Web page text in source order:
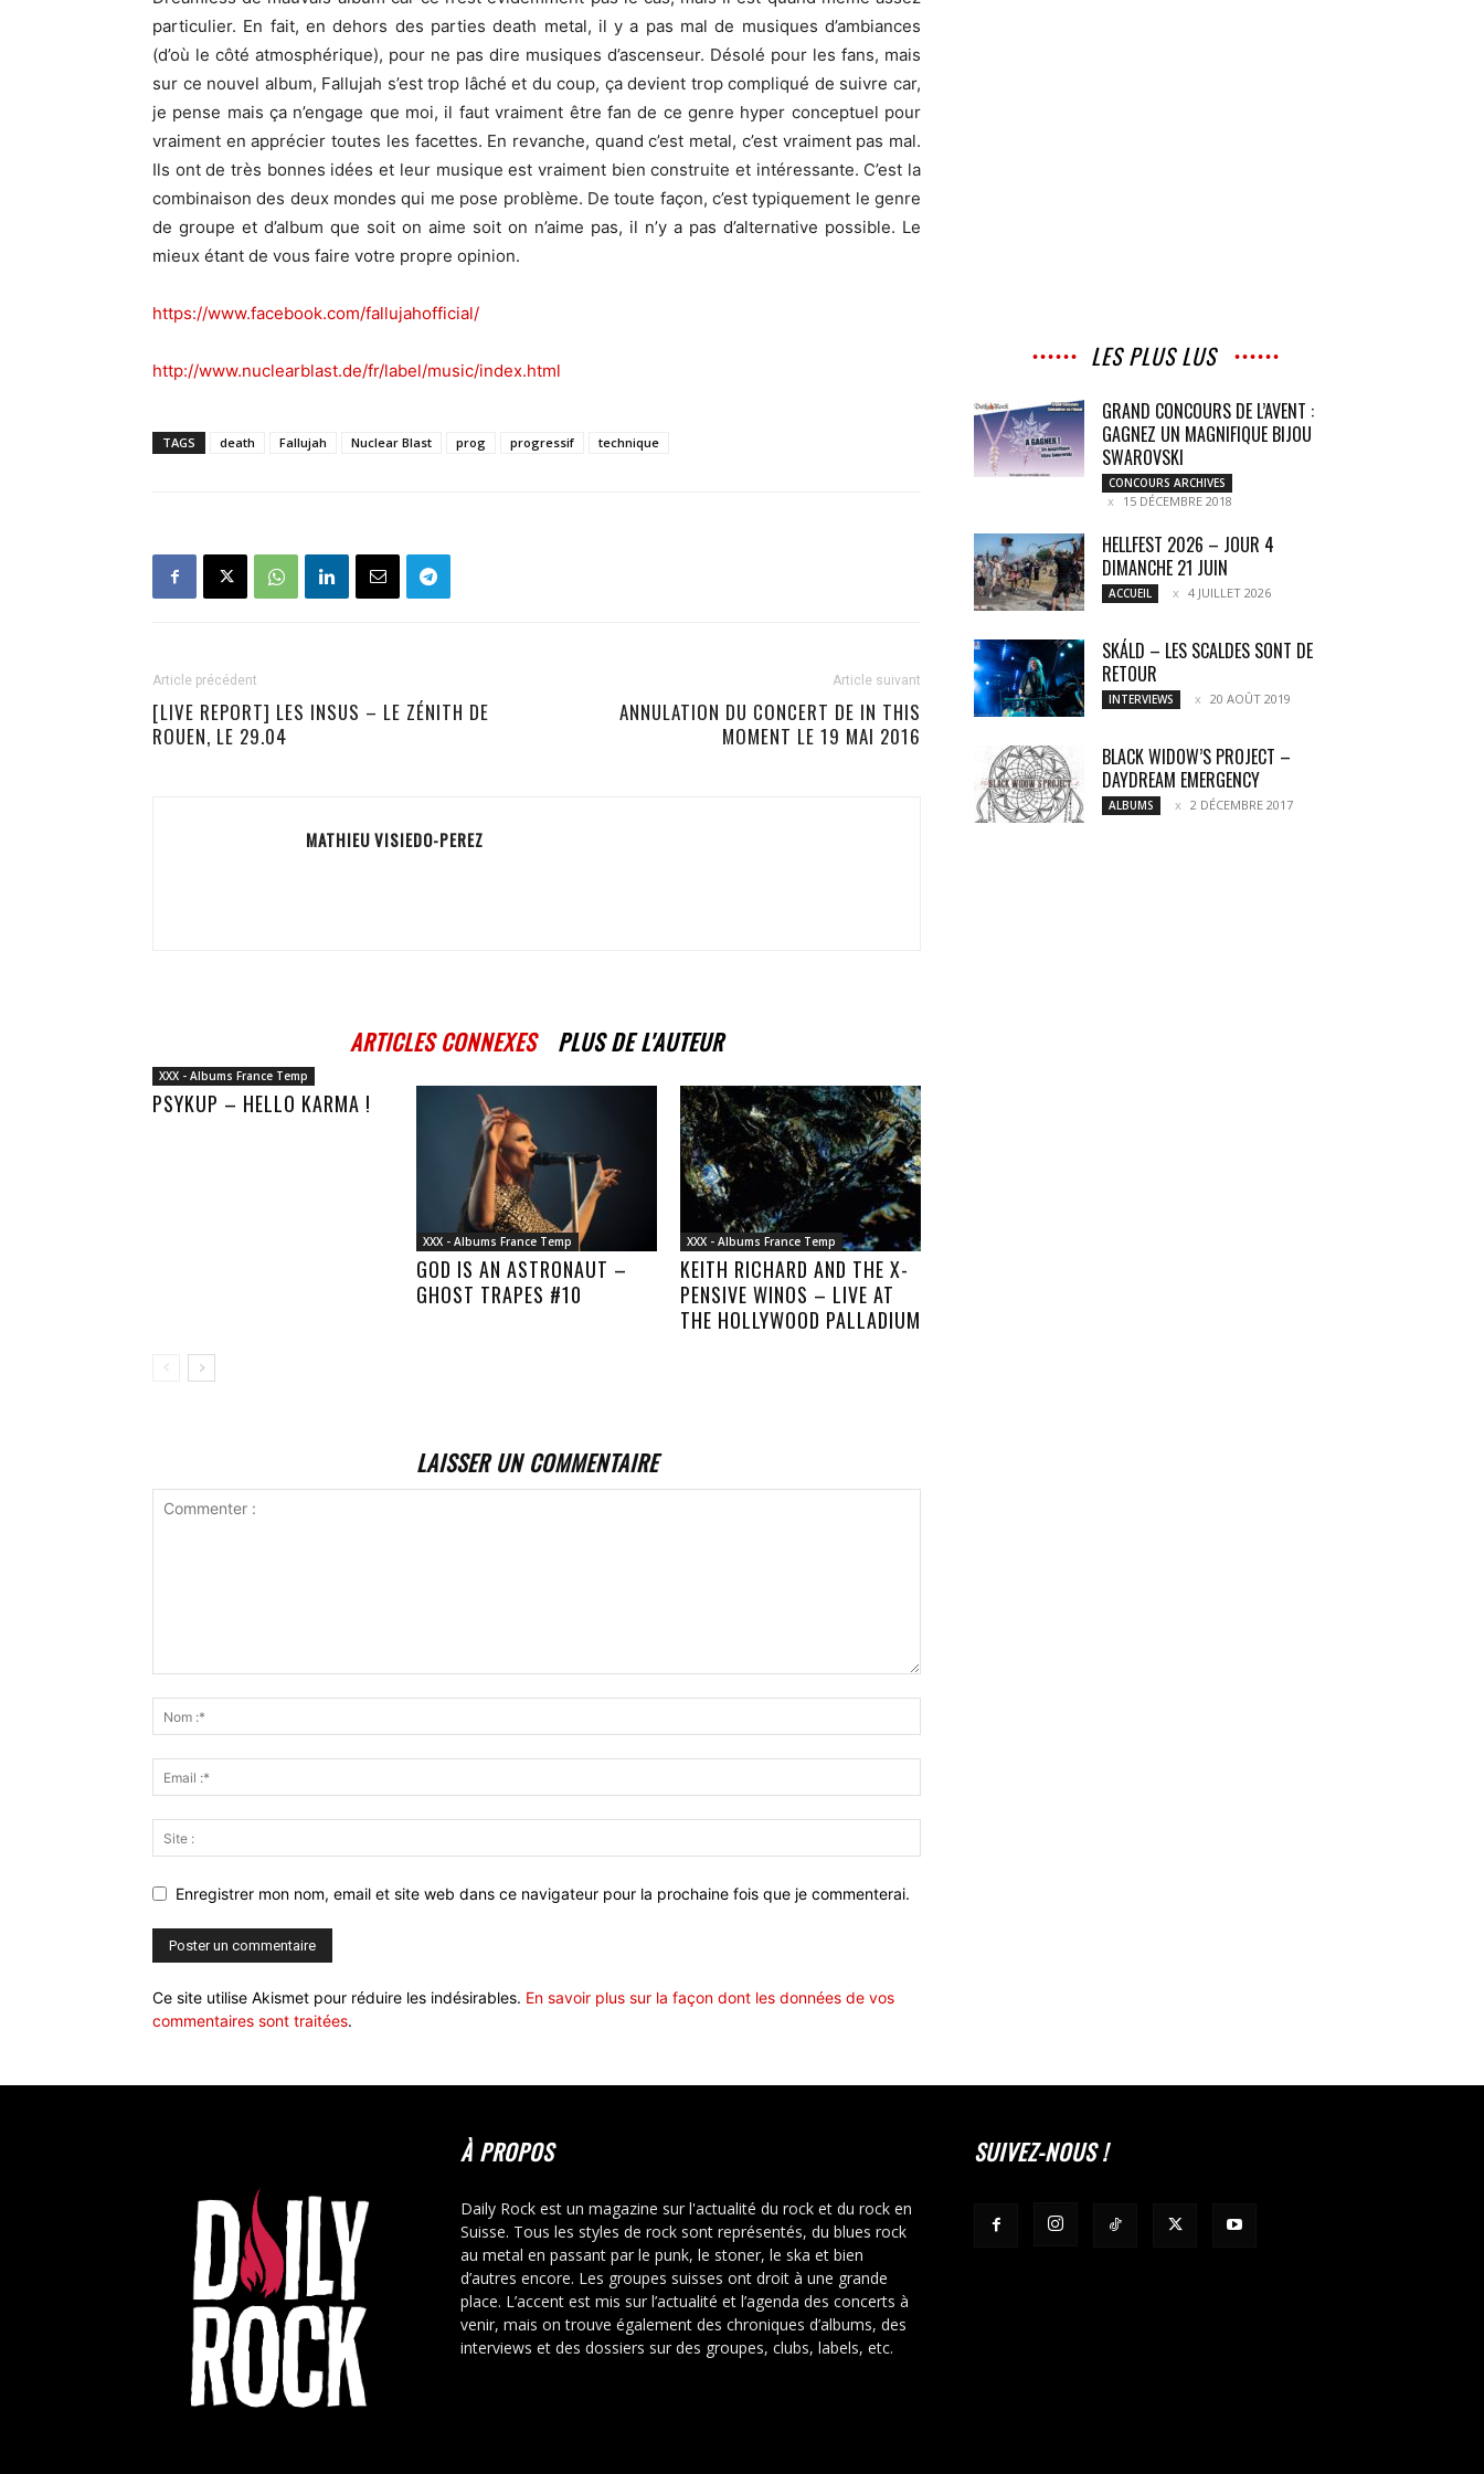
particulier. En fait, en dehors des parties death metal, il y a pas mal de musiques d’ambiances
(d’où le côté atmosphérique), pour ne pas dire musiques d’ascenseur. Désolé pour les fans, mais
sur ce nouvel album, Fallujah s’est trop lâché et du coup, ça devient trop compliqué de suivre car,
je pense mais ça n’engage que moi, il faut vraiment être fan de ce genre hyper conceptuel pour
vraiment en apprécier toutes les facettes. En revanche, quand c’est metal, c’est vraiment pas mal.
Ils ont de très bonnes idées et leur musique est vraiment bien construite et intéressante. C’est la
combinaison des deux mondes qui me pose problème. De toute façon, c’est typiquement le genre
de groupe et d’album que soit on aime soit on n’aime pas, il n’y a pas d’alternative possible. Le
mieux étant de vous faire votre propre opinion.
https://www.facebook.com/fallujahofficial/
http://www.nuclearblast.de/fr/label/music/index.html
TAGS death Fallujah Nuclear Blast prog progressif technique
Article précédent
[LIVE REPORT] LES INSUS – LE ZÉNITH DE
ROUEN, LE 29.04
Article suivant
ANNULATION DU CONCERT DE IN THIS
MOMENT LE 19 MAI 2016
MATHIEU VISIEDO-PEREZ
ARTICLES CONNEXES PLUS DE L'AUTEUR
XXX - Albums France Temp
PSYKUP – HELLO KARMA !
XXX - Albums France Temp
GOD IS AN ASTRONAUT –
GHOST TRAPES #10
XXX - Albums France Temp
KEITH RICHARD AND THE X-
PENSIVE WINOS – LIVE AT
THE HOLLYWOOD PALLADIUM
LAISSER UN COMMENTAIRE
Enregistrer mon nom, email et site web dans ce navigateur pour la prochaine fois que je commenterai.
Ce site utilise Akismet pour réduire les indésirables. En savoir plus sur la façon dont les données de vos
commentaires sont traitées.
LES PLUS LUS
GRAND CONCOURS DE L’AVENT :
GAGNEZ UN MAGNIFIQUE BIJOU
SWAROVSKI
CONCOURS ARCHIVES
15 DÉCEMBRE 2018
HELLFEST 2026 – JOUR 4
DIMANCHE 21 JUIN
ACCUEIL 4 JUILLET 2026
SKÁLD – LES SCALDES SONT DE
RETOUR
INTERVIEWS 20 AOÛT 2019
BLACK WIDOW’S PROJECT –
DAYDREAM EMERGENCY
ALBUMS 2 DÉCEMBRE 2017
À PROPOS
Daily Rock est un magazine sur l'actualité du rock et du rock en
Suisse. Tous les styles de rock sont représentés, du blues rock
au metal en passant par le punk, le stoner, le ska et bien
d’autres encore. Les groupes suisses ont droit à une grande
place. L’accent est mis sur l’actualité et l’agenda des concerts à
venir, mais on trouve également des chroniques d’albums, des
interviews et des dossiers sur des groupes, clubs, labels, etc.
SUIVEZ-NOUS !